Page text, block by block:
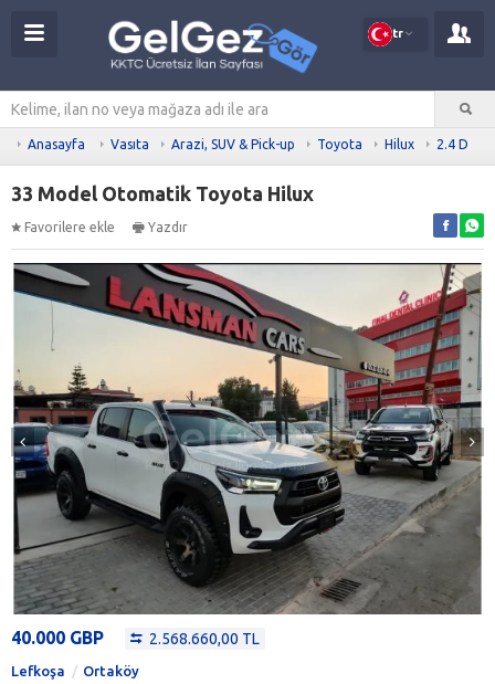
tr
Anasayfa Vasıta Arazi, SUV & Pick-up Toyota Hilux 2.4 D
33 Model Otomatik Toyota Hilux
Favorilere ekle Yazdır
40.000 GBP 2.568.660,00 TL
Lefkoşa Ortaköy